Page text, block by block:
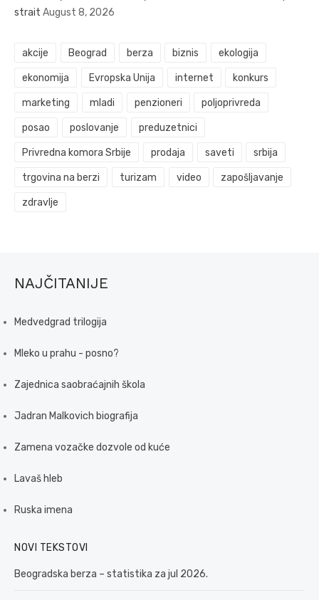
strait August 8, 2026
akcije Beograd berza biznis ekologija
ekonomija Evropska Unija internet konkurs
marketing mladi penzioneri poljoprivreda
posao poslovanje preduzetnici
Privredna komora Srbije prodaja saveti srbija
trgovina na berzi turizam video zapošljavanje
zdravlje
NAJČITANIJE
Medvedgrad trilogija
Mleko u prahu - posno?
Zajednica saobraćajnih škola
Jadran Malkovich biografija
Zamena vozačke dozvole od kuće
Lavaš hleb
Ruska imena
NOVI TEKSTOVI
Beogradska berza – statistika za jul 2026.